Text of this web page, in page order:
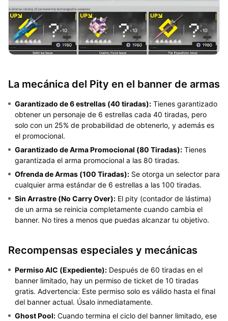
La mecánica del Pity en el banner de armas
Garantizado de 6 estrellas (40 tiradas):Tienes garantizado
obtener un personaje de 6 estrellas cada 40 tiradas, pero
solo con un 25% de probabilidad de obtenerlo, y además es
el promocional.
Garantizado de Arma Promocional (80 Tiradas):Tienes
garantizada el arma promocional a las 80 tiradas.
Ofrenda de Armas (100 Tiradas):Se otorga un selector para
cualquier arma estándar de 6 estrellas a las 100 tiradas.
Sin Arrastre (No Carry Over):El pity (contador de lástima)
de un arma se reinicia completamente cuando cambia el
banner. No tires a menos que puedas alcanzar tu objetivo.
Recompensas especiales y mecánicas
Permiso AIC (Expediente):Después de 60 tiradas en el
banner limitado, hay un permiso de ticket de 10 tiradas
gratis. Advertencia: Este permiso solo es válido hasta el final
del banner actual. Úsalo inmediatamente.
Ghost Pool:Cuando termina el ciclo del banner limitado, ese